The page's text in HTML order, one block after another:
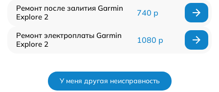
Ремонт после залития Garmin
Explore 2
740 р
Ремонт электроплаты Garmin
Explore 2
1080 р
У меня другая неисправность